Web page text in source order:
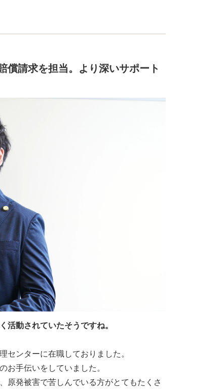
償請求を担当。より深いサポート
活動されていたそうですね。
センターに在職しておりました。
お手伝いをしていました。
原発被害で苦しんでいる方がとてもたくさ